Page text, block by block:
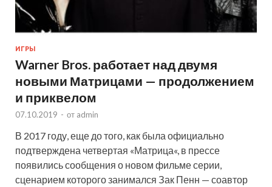
ИГРЫ
Warner Bros. работает над двумя
новыми Матрицами — продолжением
и приквелом
07.10.2019 - от admin
В 2017 году, еще до того, как была официально
подтверждена четвертая «Матрица«, в прессе
появились сообщения о новом фильме серии,
сценарием которого занимался Зак Пенн — соавтор